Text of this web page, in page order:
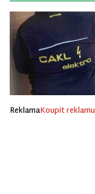
ReklamaKoupit reklamu